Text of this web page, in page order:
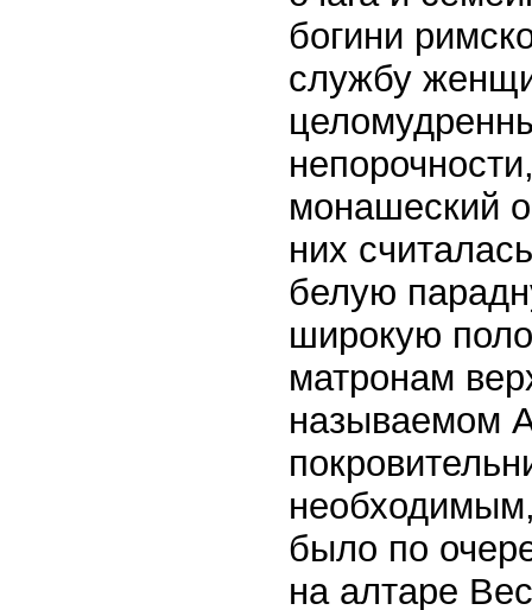
богини
службу
монашеский
них
белую
широкую
матронам
называемом
было по
на алтаре